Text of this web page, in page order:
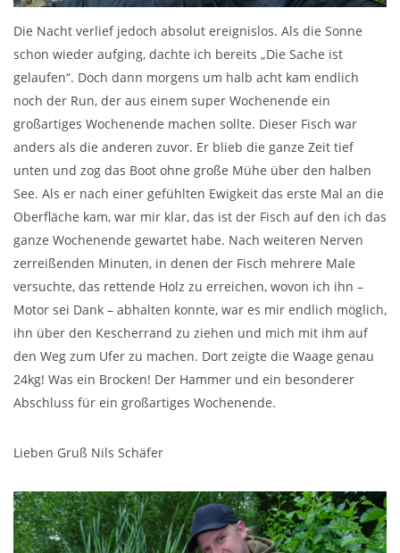
Die Nacht verlief jedoch absolut ereignislos. Als die Sonne
schon wieder aufging, dachte ich bereits „Die Sache ist
gelaufen“. Doch dann morgens um halb acht kam endlich
noch der Run, der aus einem super Wochenende ein
großartiges Wochenende machen sollte. Dieser Fisch war
anders als die anderen zuvor. Er blieb die ganze Zeit tief
unten und zog das Boot ohne große Mühe über den halben
See. Als er nach einer gefühlten Ewigkeit das erste Mal an die
Oberfläche kam, war mir klar, das ist der Fisch auf den ich das
ganze Wochenende gewartet habe. Nach weiteren Nerven
zerreißenden Minuten, in denen der Fisch mehrere Male
versuchte, das rettende Holz zu erreichen, wovon ich ihn –
Motor sei Dank – abhalten konnte, war es mir endlich möglich,
ihn über den Kescherrand zu ziehen und mich mit ihm auf
den Weg zum Ufer zu machen. Dort zeigte die Waage genau
24kg! Was ein Brocken! Der Hammer und ein besonderer
Abschluss für ein großartiges Wochenende.
Lieben Gruß Nils Schäfer